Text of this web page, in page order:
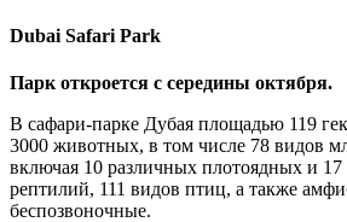
Dubai Safari Park
Парк откроется с середины октября.
В сафари-парке Дубая площадью 119
3000 животных, в том числе 78 видов
включая 10 различных плотоядных и
рептилий, 111 видов птиц, а также
беспозвоночные.